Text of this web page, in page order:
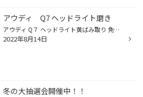
アウディ Q7 ヘッドライト磨き
アウディ Q７ ヘッドライト黄ばみ取り 免許取得し１台目の所有車がアウディQ７。。。 イケイケの親戚のT君ご来店しました。 ヘッドライトの黄ばみが気になるとのことで 専用の溶剤で磨きました！ 写真では伝わりにくいかもしれませんが 透明感を得ました☆ タイヤ館は明日15日（月）から18日（木）ま...
2022年8月14日
冬の大抽選会開催中！！